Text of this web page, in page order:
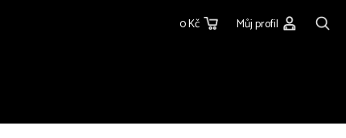
0 Kč Můj profil